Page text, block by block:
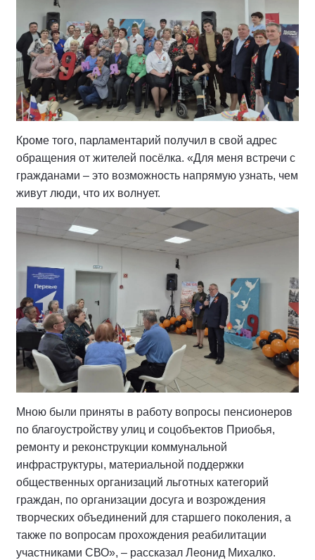
Кроме того, парламентарий получил в свой адрес
обращения от жителей посёлка. «Для меня встречи с
гражданами – это возможность напрямую узнать, чем
живут люди, что их волнует.
Мною были приняты в работу вопросы пенсионеров
по благоустройству улиц и соцобъектов Приобья,
ремонту и реконструкции коммунальной
инфраструктуры, материальной поддержки
общественных организаций льготных категорий
граждан, по организации досуга и возрождения
творческих объединений для старшего поколения, а
также по вопросам прохождения реабилитации
участниками СВО», – рассказал Леонид Михалко.